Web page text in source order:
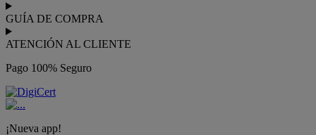
GUÍA DE COMPRA
ATENCIÓN AL CLIENTE
Pago 100% Seguro
¡Nueva app!